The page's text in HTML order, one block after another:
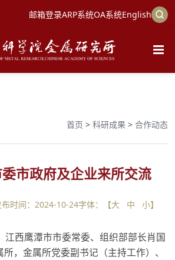
邮箱登录ARP系统OA系统English
首页 > 科研成果 > 合作动态
市政府及企业来所交流
布时间：2024-10-24字体：【大 中 小】
江西鹰潭市市委常委、组织部部长肖国
，金属所党委副书记（主持工作）、